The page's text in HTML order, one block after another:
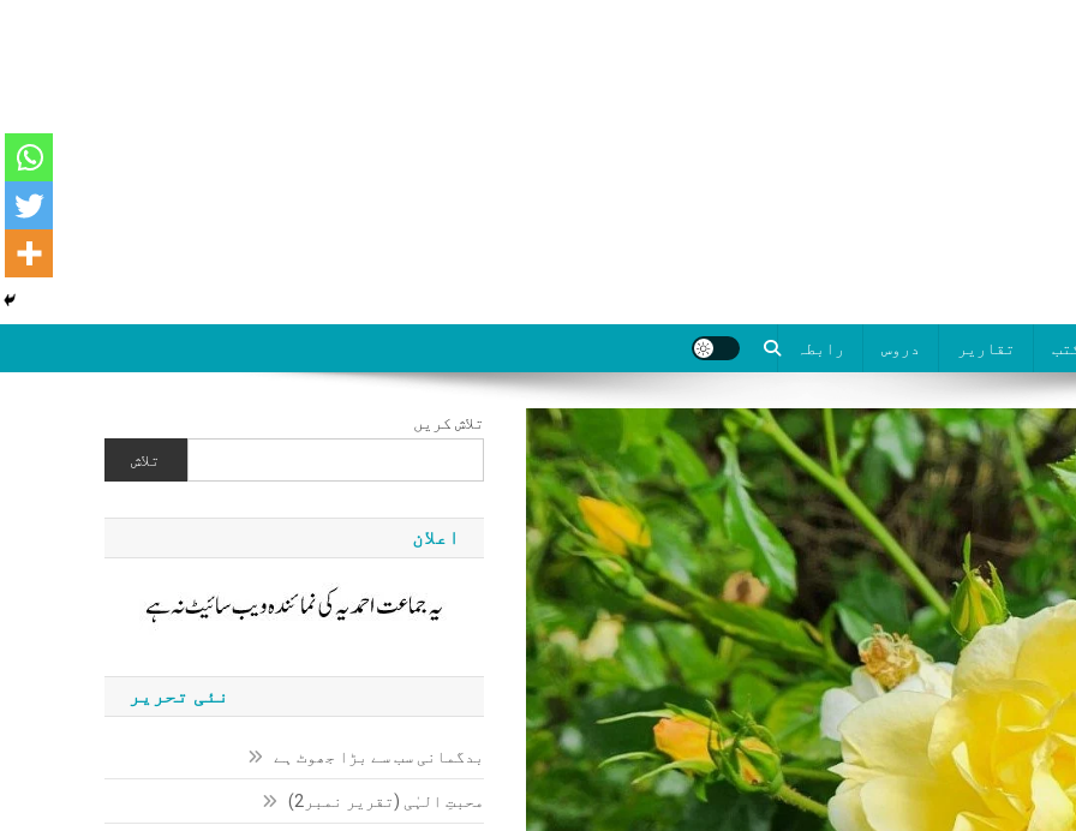
تقاریر دروس رابطہ
تلاش کریں
تلاش
اعلان
نئی تحریر
بدگمانی سب سے بڑا جھوٹ ہے
محبتِ الہٰی (تقریر نمبر2)